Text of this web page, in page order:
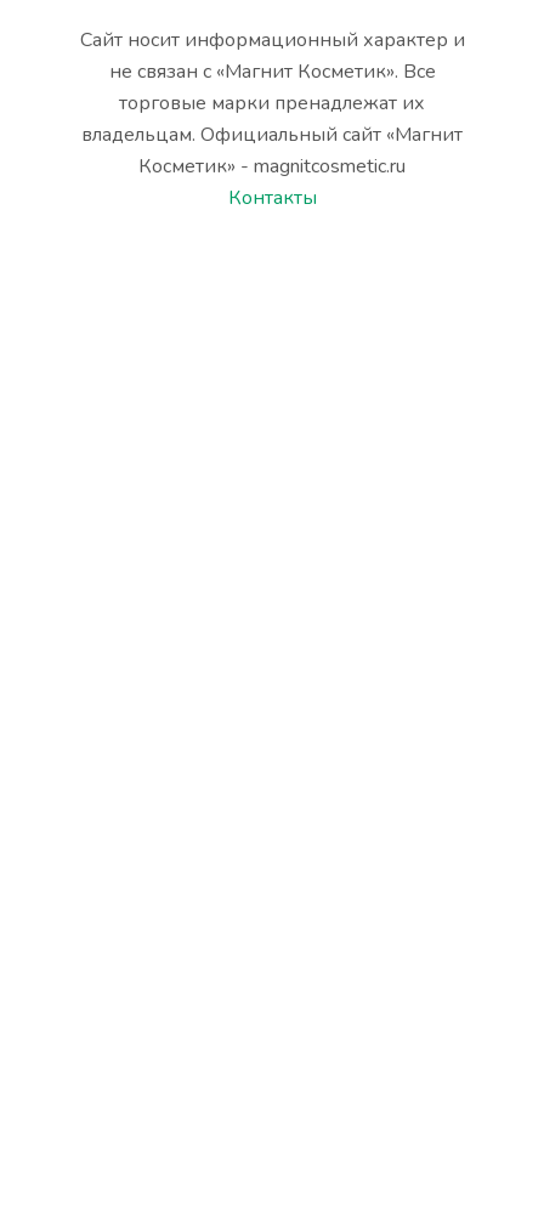
Сайт носит информационный характер и
не связан с «Магнит Косметик». Все
торговые марки пренадлежат их
владельцам. Официальный сайт «Магнит
Косметик» - magnitcosmetic.ru
Контакты